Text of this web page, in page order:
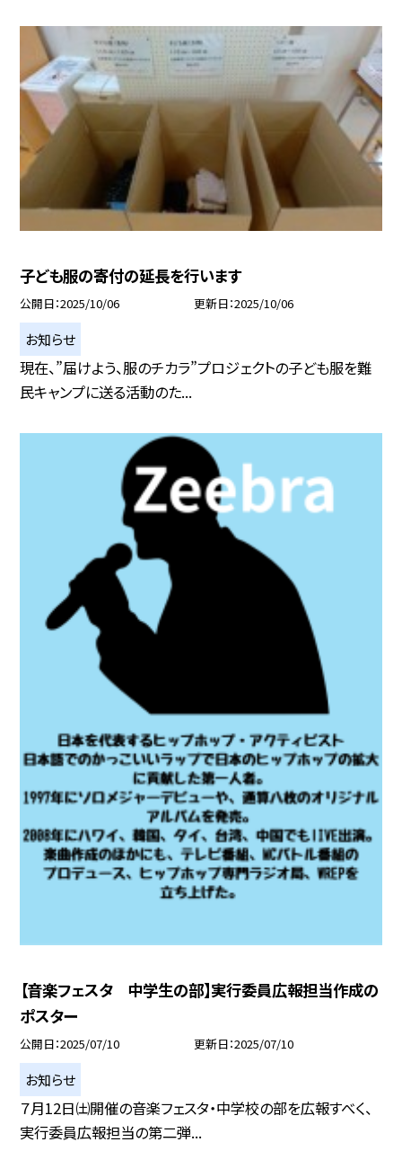
子ども服の寄付の延長を行います
公開日 2025/10/06 更新日 2025/10/06
お知らせ
現在、”届けよう、服のチカラ”プロジェクトの子ども服を難
民キャンプに送る活動のた...
【音楽フェスタ 中学生の部】実行委員広報担当作成の
ポスター
公開日 2025/07/10 更新日 2025/07/10
お知らせ
７月12日㈯開催の音楽フェスタ・中学校の部を広報すべく、
実行委員広報担当の第二弾...